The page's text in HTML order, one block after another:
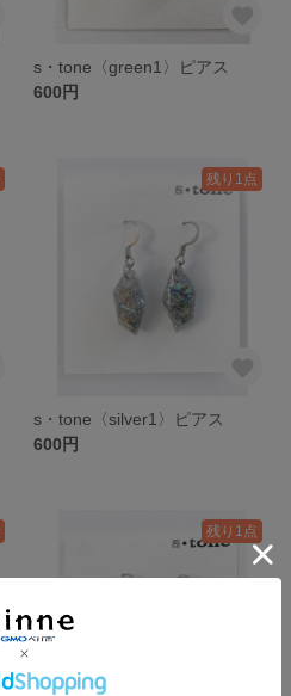
s・tone〈green1〉ピアス
600円
残り1点
s・tone〈silver1〉ピアス
600円
残り1点